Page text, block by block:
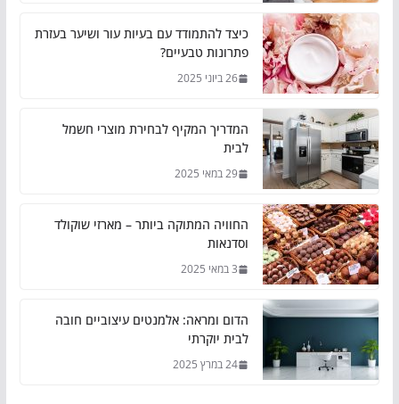
כיצד להתמודד עם בעיות עור ושיער בעזרת
פתרונות טבעיים?
26 ביוני 2025
המדריך המקיף לבחירת מוצרי חשמל
לבית
29 במאי 2025
החוויה המתוקה ביותר – מארזי שוקולד
וסדנאות
3 במאי 2025
הדום ומראה: אלמנטים עיצוביים חובה
לבית יוקרתי
24 במרץ 2025